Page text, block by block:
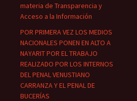
materia de Transparencia y
Acceso a la Información
POR PRIMERA VEZ LOS MEDIOS
NACIONALES PONEN EN ALTO A
NAYARIT POR EL TRABAJO
REALIZADO POR LOS INTERNOS
DEL PENAL VENUSTIANO
CARRANZA Y EL PENAL DE
BUCERÍAS